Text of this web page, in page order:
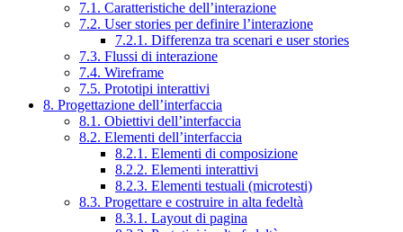
7.1. Caratteristiche dell’interazione
7.2. User stories per definire l’interazione
7.2.1. Differenza tra scenari e user stories
7.3. Flussi di interazione
7.4. Wireframe
7.5. Prototipi interattivi
8. Progettazione dell’interfaccia
8.1. Obiettivi dell’interfaccia
8.2. Elementi dell’interfaccia
8.2.1. Elementi di composizione
8.2.2. Elementi interattivi
8.2.3. Elementi testuali (microtesti)
8.3. Progettare e costruire in alta fedeltà
8.3.1. Layout di pagina